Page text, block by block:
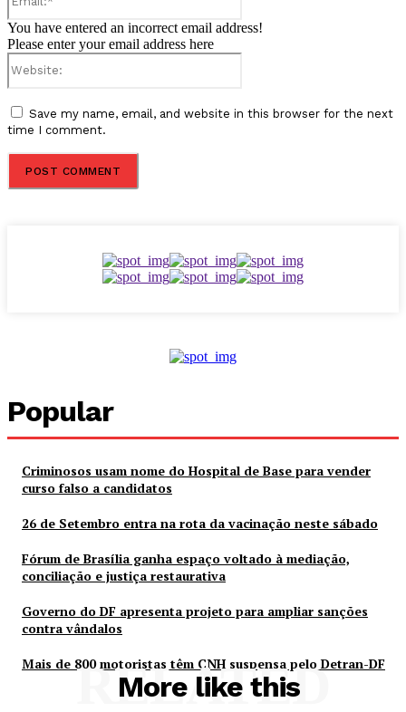
You have entered an incorrect email address!
Please enter your email address here
Save my name, email, and website in this browser for the next
time I comment.
Popular
Criminosos usam nome do Hospital de Base para vender
curso falso a candidatos
26 de Setembro entra na rota da vacinação neste sábado
Fórum de Brasília ganha espaço voltado à mediação,
conciliação e justiça restaurativa
Governo do DF apresenta projeto para ampliar sanções
contra vândalos
Mais de 800 motoristas têm CNH suspensa pelo Detran-DF
More like this
RELATED